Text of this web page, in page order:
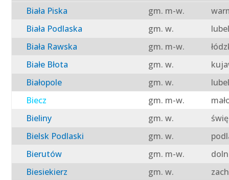
Biała Piska
gm. m-w.
Biała Podlaska
gm. w.
Biała Rawska
gm. m-w.
Białe Błota
gm. w.
Białopole
gm. w.
Biecz
gm. m-w.
Bieliny
gm. w.
Bielsk Podlaski
gm. w.
Bierutów
gm. m-w.
Biesiekierz
gm. w.